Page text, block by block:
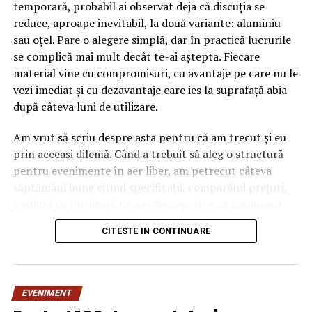
temporară, probabil ai observat deja că discuția se
reduce, aproape inevitabil, la două variante: aluminiu
sau oțel. Pare o alegere simplă, dar în practică lucrurile
se complică mai mult decât te-ai aștepta. Fiecare
material vine cu compromisuri, cu avantaje pe care nu le
vezi imediat și cu dezavantaje care ies la suprafață abia
după câteva luni de utilizare.
Am vrut să scriu despre asta pentru că am trecut și eu
prin aceeași dilemă. Când a trebuit să aleg o structură
pentru evenimente în aer liber, am petrecut câteva
săptămâni bune citind specificații, comparând prețuri,
„corect” depinde mult de context, de cât de des muți
pavilionul și de ce condiții meteo ai de înfruntat.
materialului mai mult decât
CITESTE IN CONTINUARE
EVENIMENT